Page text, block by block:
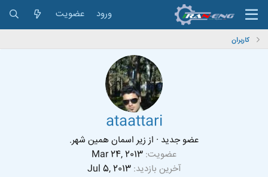
ورود عضویت
کاربران
ataattari
عضو جدید · از زیر اسمان همین شهر.
عضویت Mar 24, 2013
آخرین بازدید Jul 5, 2013